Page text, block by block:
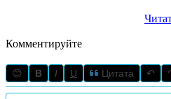
Комментируйте
😊 B I U Цитата ↶